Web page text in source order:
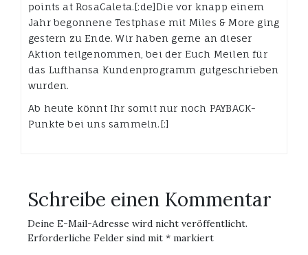
points at RosaCaleta.[:de]Die vor knapp einem
Jahr begonnene Testphase mit Miles & More ging
gestern zu Ende. Wir haben gerne an dieser
Aktion teilgenommen, bei der Euch Meilen für
das Lufthansa Kundenprogramm gutgeschrieben
wurden.
Ab heute könnt Ihr somit nur noch PAYBACK-
Punkte bei uns sammeln.[:]
Schreibe einen Kommentar
Deine E-Mail-Adresse wird nicht veröffentlicht.
Erforderliche Felder sind mit * markiert